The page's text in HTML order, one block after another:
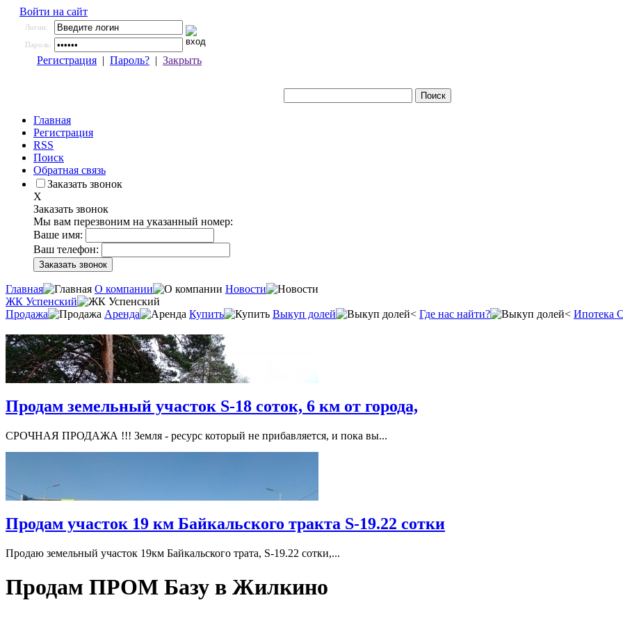
Войти на сайт
Логин:
Пароль:
Регистрация | Пароль? | Закрыть
Главная
Регистрация
RSS
Поиск
Обратная связь
Заказать звонок
X
Заказать звонок
Мы вам перезвоним на указанный номер:
Ваше имя:
Ваш телефон:
Главная О компании
Новости
ЖК Успенский
Продажа
Аренда Купить Выкуп долей Где нас найти? Ипотека
Продам земельный участок S-18 соток, 6 км от города,
СРОЧНАЯ ПРОДАЖА !!! Земля - ресурс который не прибавляется, и пока вы...
Продам участок 19 км Байкальского тракта S-19.22 сотки
Продаю земельный участок 19км Байкальского трата, S-19.22 сотки,...
Продам ПРОМ Базу в Жилкино